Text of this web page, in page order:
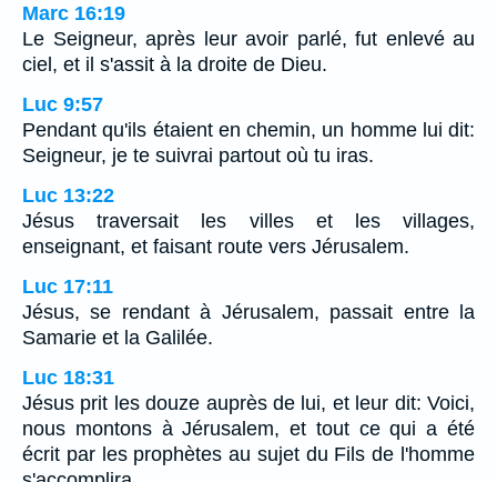
Marc 16:19
Le Seigneur, après leur avoir parlé, fut enlevé au
ciel, et il s'assit à la droite de Dieu.
Luc 9:57
Pendant qu'ils étaient en chemin, un homme lui dit:
Seigneur, je te suivrai partout où tu iras.
Luc 13:22
Jésus traversait les villes et les villages,
enseignant, et faisant route vers Jérusalem.
Luc 17:11
Jésus, se rendant à Jérusalem, passait entre la
Samarie et la Galilée.
Luc 18:31
Jésus prit les douze auprès de lui, et leur dit: Voici,
nous montons à Jérusalem, et tout ce qui a été
écrit par les prophètes au sujet du Fils de l'homme